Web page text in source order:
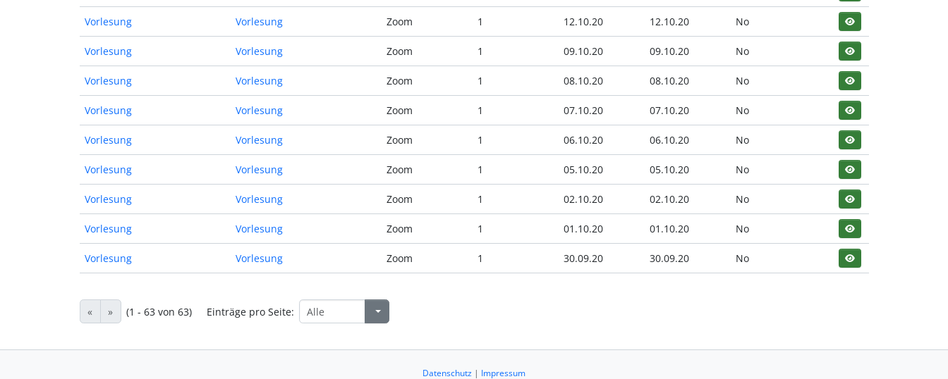
Vorlesung Vorlesung Zoom 1 12.10.20 12.10.20 No
Vorlesung Vorlesung Zoom 1 09.10.20 09.10.20 No
Vorlesung Vorlesung Zoom 1 08.10.20 08.10.20 No
Vorlesung Vorlesung Zoom 1 07.10.20 07.10.20 No
Vorlesung Vorlesung Zoom 1 06.10.20 06.10.20 No
Vorlesung Vorlesung Zoom 1 05.10.20 05.10.20 No
Vorlesung Vorlesung Zoom 1 02.10.20 02.10.20 No
Vorlesung Vorlesung Zoom 1 01.10.20 01.10.20 No
Vorlesung Vorlesung Zoom 1 30.09.20 30.09.20 No
« » (1 - 63 von 63) Einträge pro Seite:
Datenschutz | Impressum